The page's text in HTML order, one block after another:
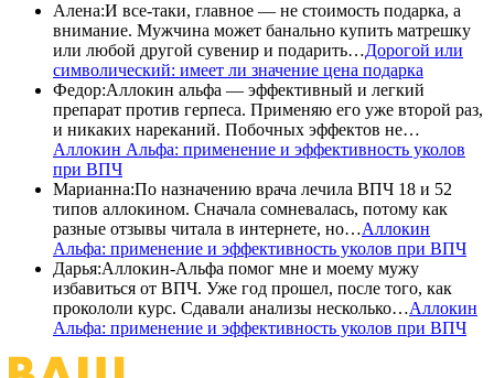
Алена:И все-таки, главное — не стоимость подарка, а
внимание. Мужчина может банально купить матрешку
или любой другой сувенир и подарить…Дорогой или
символический: имеет ли значение цена подарка
Федор:Аллокин альфа — эффективный и легкий
препарат против герпеса. Применяю его уже второй раз,
и никаких нареканий. Побочных эффектов не…
Аллокин Альфа: применение и эффективность уколов
при ВПЧ
Марианна:По назначению врача лечила ВПЧ 18 и 52
типов аллокином. Сначала сомневалась, потому как
разные отзывы читала в интернете, но…Аллокин
Альфа: применение и эффективность уколов при ВПЧ
Дарья:Аллокин-Альфа помог мне и моему мужу
избавиться от ВПЧ. Уже год прошел, после того, как
прокололи курс. Сдавали анализы несколько…Аллокин
Альфа: применение и эффективность уколов при ВПЧ